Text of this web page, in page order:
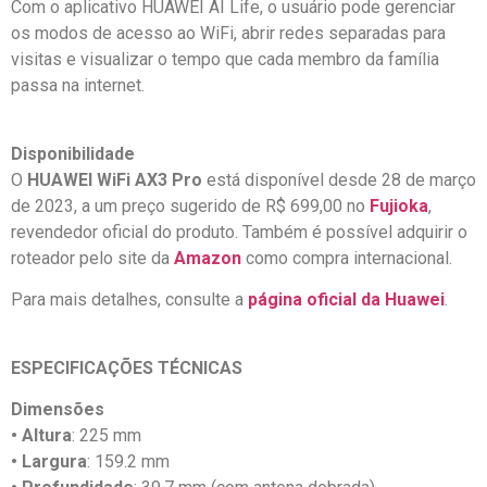
Com o aplicativo HUAWEI AI Life, o usuário pode gerenciar
os modos de acesso ao WiFi, abrir redes separadas para
visitas e visualizar o tempo que cada membro da família
passa na internet.
Disponibilidade
O HUAWEI WiFi AX3 Pro está disponível desde 28 de março
de 2023, a um preço sugerido de R$ 699,00 no Fujioka,
revendedor oficial do produto. Também é possível adquirir o
roteador pelo site da Amazon como compra internacional.
Para mais detalhes, consulte a página oficial da Huawei.
ESPECIFICAÇÕES TÉCNICAS
Dimensões
• Altura: 225 mm
• Largura: 159.2 mm